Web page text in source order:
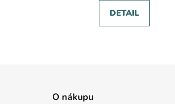
DETAIL
O nákupu